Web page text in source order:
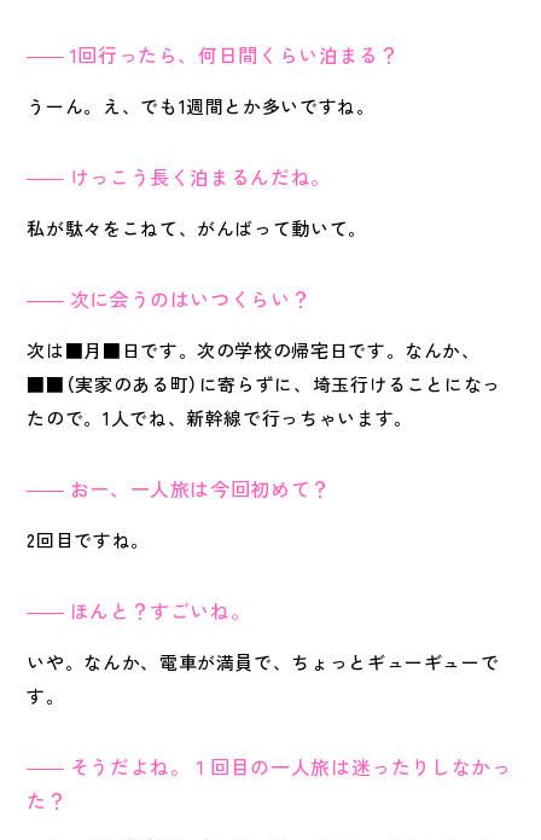
1回行ったら、何日間くらい泊まる？
うーん。え、でも1週間とか多いですね。
けっこう長く泊まるんだね。
私が駄々をこねて、がんばって動いて。
次に会うのはいつくらい？
次は■月■日です。次の学校の帰宅日です。なんか、
■■（実家のある町）に寄らずに、埼玉行けることになっ
たので。1人でね、新幹線で行っちゃいます。
おー、一人旅は今回初めて？
2回目ですね。
ほんと？すごいね。
いや。なんか、電車が満員で、ちょっとギューギューで
す。
そうだよね。１回目の一人旅は迷ったりしなかっ
た？